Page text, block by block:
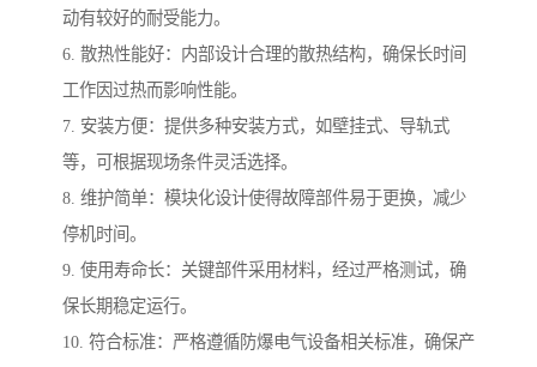
动有较好的耐受能力。
6. 散热性能好：内部设计合理的散热结构，确保长时间
工作因过热而影响性能。
7. 安装方便：提供多种安装方式，如壁挂式、导轨式
等，可根据现场条件灵活选择。
8. 维护简单：模块化设计使得故障部件易于更换，减少
停机时间。
9. 使用寿命长：关键部件采用材料，经过严格测试，确
保长期稳定运行。
10. 符合标准：严格遵循防爆电气设备相关标准，确保产